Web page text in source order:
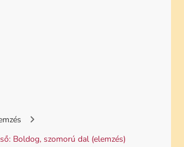
Boldog, szomorú dal (elemzés)